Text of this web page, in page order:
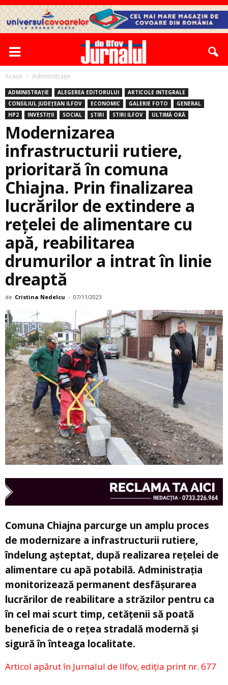
Acasă Administrație
ADMINISTRAȚIE ALEGEREA EDITORULUI
ARTICOLE INTEGRALE
CONSILIUL JUDEȚEAN ILFOV
ECONOMIC GALERIE FOTO
GENERAL
HP2
INVESTIȚII SOCIAL ȘTIRI STIRI ILFOV ULTIMĂ ORĂ
Modernizarea
infrastructurii rutiere,
prioritară în comuna
Chiajna. Prin finalizarea
lucrărilor de extindere a
rețelei de alimentare cu
apă, reabilitarea
drumurilor a intrat în linie
dreaptă
de Cristina Nedelcu - 07/11/2023
Comuna Chiajna parcurge un amplu proces
de modernizare a infrastructurii rutiere,
îndelung așteptat, după realizarea rețelei de
alimentare cu apă potabilă. Administrația
monitorizează permanent desfășurarea
lucrărilor de reabilitare a străzilor pentru ca
în cel mai scurt timp, cetățenii să poată
beneficia de o rețea stradală modernă și
sigură în înteaga localitate.
Articol apărut în Jurnalul de Ilfov, ediția print nr. 677